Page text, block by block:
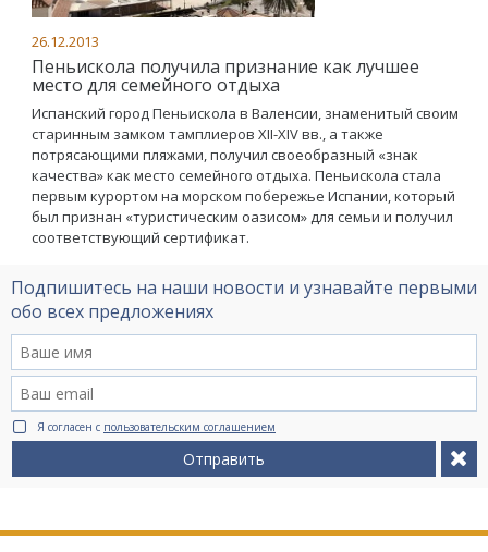
26.12.2013
Пеньискола получила признание как лучшее
место для семейного отдыха
Испанский город Пеньискола в Валенсии, знаменитый своим
старинным замком тамплиеров XII-XIV вв., а также
потрясающими пляжами, получил своеобразный «знак
качества» как место семейного отдыха. Пеньискола стала
первым курортом на морском побережье Испании, который
был признан «туристическим оазисом» для семьи и получил
соответствующий сертификат.
Подпишитесь на наши новости и узнавайте первыми
обо всех предложениях
Я согласен с пользовательским соглашением
Отправить